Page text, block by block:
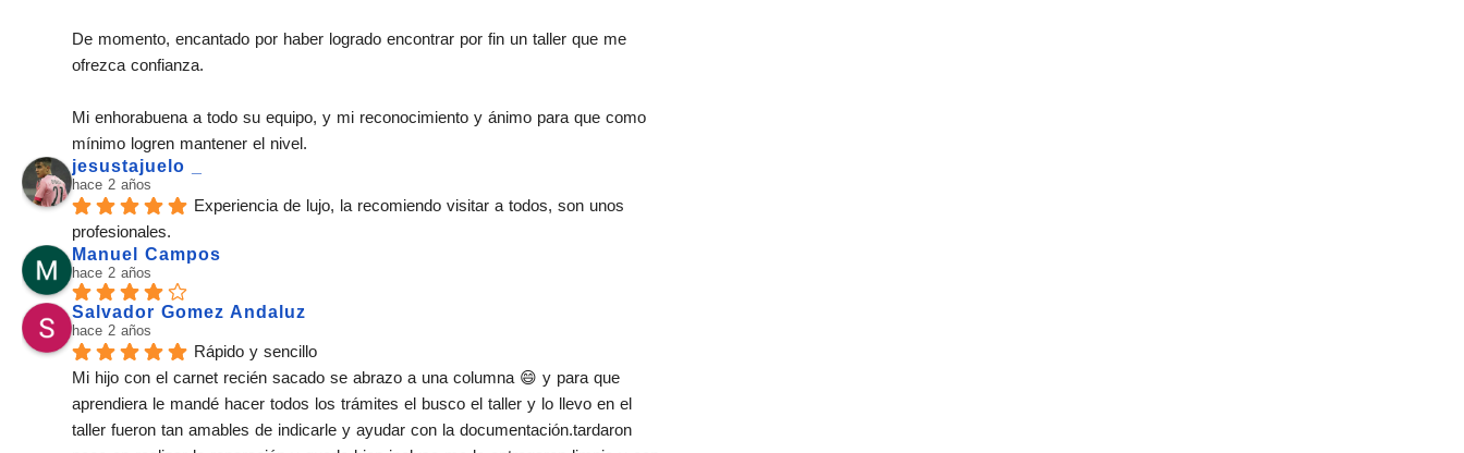
De momento, encantado por haber logrado encontrar por fin un taller que me
ofrezca confianza.
Mi enhorabuena a todo su equipo, y mi reconocimiento y ánimo para que como
mínimo logren mantener el nivel.
jesustajuelo _
hace 2 años
Experiencia de lujo, la recomiendo visitar a todos, son unos
profesionales.
Manuel Campos
hace 2 años
Salvador Gomez Andaluz
hace 2 años
Rápido y sencillo
Mi hijo con el carnet recién sacado se abrazo a una columna 😄 y para que
aprendiera le mandé hacer todos los trámites el busco el taller y lo llevo en el
taller fueron tan amables de indicarle y ayudar con la documentación.tardaron